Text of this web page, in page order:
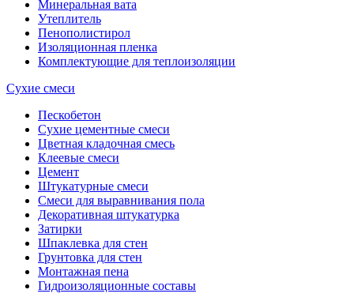
Минеральная вата
Утеплитель
Пенополистирол
Изоляционная пленка
Комплектующие для теплоизоляции
Сухие смеси
Пескобетон
Сухие цементные смеси
Цветная кладочная смесь
Клеевые смеси
Цемент
Штукатурные смеси
Смеси для выравнивания пола
Декоративная штукатурка
Затирки
Шпаклевка для стен
Грунтовка для стен
Монтажная пена
Гидроизоляционные составы